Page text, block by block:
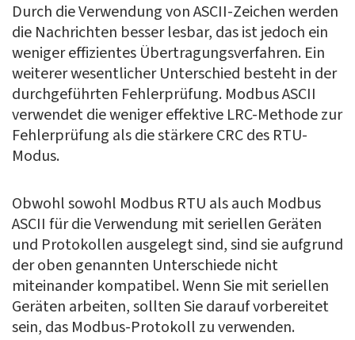
Durch die Verwendung von ASCII-Zeichen werden
die Nachrichten besser lesbar, das ist jedoch ein
weniger effizientes Übertragungsverfahren. Ein
weiterer wesentlicher Unterschied besteht in der
durchgeführten Fehlerprüfung. Modbus ASCII
verwendet die weniger effektive LRC-Methode zur
Fehlerprüfung als die stärkere CRC des RTU-
Modus.
Obwohl sowohl Modbus RTU als auch Modbus
ASCII für die Verwendung mit seriellen Geräten
und Protokollen ausgelegt sind, sind sie aufgrund
der oben genannten Unterschiede nicht
miteinander kompatibel. Wenn Sie mit seriellen
Geräten arbeiten, sollten Sie darauf vorbereitet
sein, das Modbus-Protokoll zu verwenden.